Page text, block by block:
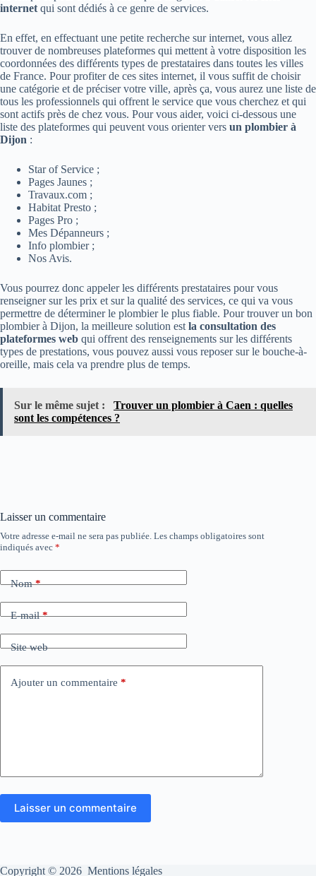
internet qui sont dédiés à ce genre de services.
En effet, en effectuant une petite recherche sur internet, vous allez
trouver de nombreuses plateformes qui mettent à votre disposition les
coordonnées des différents types de prestataires dans toutes les villes
de France. Pour profiter de ces sites internet, il vous suffit de choisir
une catégorie et de préciser votre ville, après ça, vous aurez une liste de
tous les professionnels qui offrent le service que vous cherchez et qui
sont actifs près de chez vous. Pour vous aider, voici ci-dessous une
liste des plateformes qui peuvent vous orienter vers un plombier à
Dijon :
Star of Service ;
Pages Jaunes ;
Travaux.com ;
Habitat Presto ;
Pages Pro ;
Mes Dépanneurs ;
Info plombier ;
Nos Avis.
Vous pourrez donc appeler les différents prestataires pour vous
renseigner sur les prix et sur la qualité des services, ce qui va vous
permettre de déterminer le plombier le plus fiable. Pour trouver un bon
plombier à Dijon, la meilleure solution est la consultation des
plateformes web qui offrent des renseignements sur les différents
types de prestations, vous pouvez aussi vous reposer sur le bouche-à-
oreille, mais cela va prendre plus de temps.
Sur le même sujet :
Trouver un plombier à Caen : quelles
sont les compétences ?
Laisser un commentaire
Votre adresse e-mail ne sera pas publiée. Les champs obligatoires sont
indiqués avec *
Nom*
E-mail*
Site web
Ajouter un commentaire *
Laisser un commentaire
Copyright © 2026 Mentions légales